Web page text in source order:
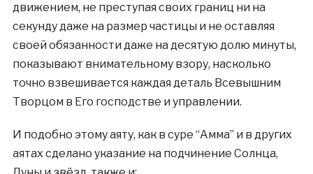
движением, не преступая своих границ ни на
секунду даже на размер частицы и не оставляя
своей обязанности даже на десятую долю минуты,
показывают внимательному взору, насколько
точно взвешивается каждая деталь Всевышним
Творцом в Его господстве и управлении.
И подобно этому аяту, как в суре “Амма” и в других
аятах сделано указание на подчинение Солнца,